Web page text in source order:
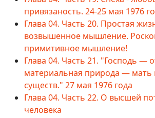
привязаность. 24-25 мая 1976
Глава 04. Часть 20. Простая
возвышенное мышление.
примитивное мышление!
Глава 04. Часть 21. "Господь —
материальная природа — мать
существ." 27 мая 1976 года
Глава 04. Часть 22. О высшей
человека